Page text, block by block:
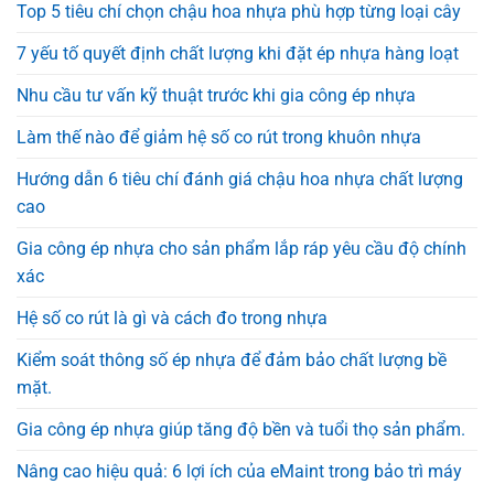
Top 5 tiêu chí chọn chậu hoa nhựa phù hợp từng loại cây
7 yếu tố quyết định chất lượng khi đặt ép nhựa hàng loạt
Nhu cầu tư vấn kỹ thuật trước khi gia công ép nhựa
Làm thế nào để giảm hệ số co rút trong khuôn nhựa
Hướng dẫn 6 tiêu chí đánh giá chậu hoa nhựa chất lượng
cao
Gia công ép nhựa cho sản phẩm lắp ráp yêu cầu độ chính
xác
Hệ số co rút là gì và cách đo trong nhựa
Kiểm soát thông số ép nhựa để đảm bảo chất lượng bề
mặt.
Gia công ép nhựa giúp tăng độ bền và tuổi thọ sản phẩm.
Nâng cao hiệu quả: 6 lợi ích của eMaint trong bảo trì máy